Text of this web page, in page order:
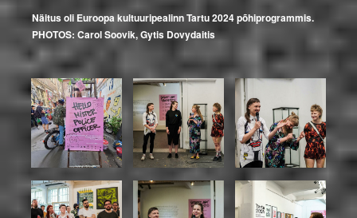
Näitus oli Euroopa kultuuripealinn Tartu 2024 põhiprogrammis.
PHOTOS: Carol Soovik, Gytis Dovydaitis